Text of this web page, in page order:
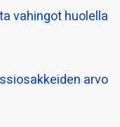
vahingot huolella
arvo